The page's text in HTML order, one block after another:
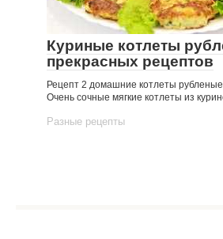
Куриные котлеты
прекрасных рецептов
Рецепт 2 домашние котлеты рубленые
Очень сочные мягкие котлеты из
Разные рецепты